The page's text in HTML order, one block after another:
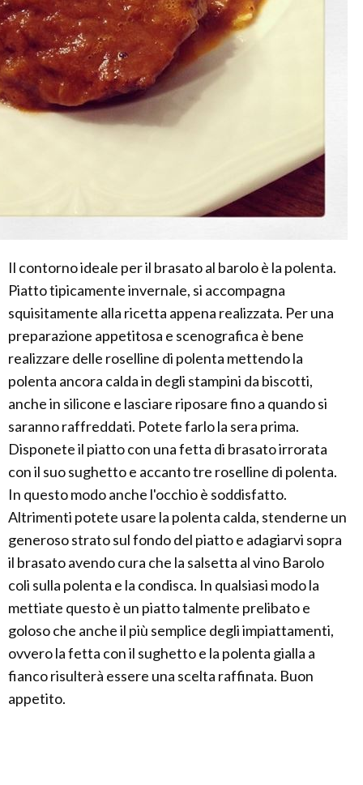
Il contorno ideale per il brasato al barolo è la polenta.
Piatto tipicamente invernale, si accompagna
squisitamente alla ricetta appena realizzata. Per una
preparazione appetitosa e scenografica è bene
realizzare delle roselline di polenta mettendo la
polenta ancora calda in degli stampini da biscotti,
anche in silicone e lasciare riposare fino a quando si
saranno raffreddati. Potete farlo la sera prima.
Disponete il piatto con una fetta di brasato irrorata
con il suo sughetto e accanto tre roselline di polenta.
In questo modo anche l'occhio è soddisfatto.
Altrimenti potete usare la polenta calda, stenderne un
generoso strato sul fondo del piatto e adagiarvi sopra
il brasato avendo cura che la salsetta al vino Barolo
coli sulla polenta e la condisca. In qualsiasi modo la
mettiate questo è un piatto talmente prelibato e
goloso che anche il più semplice degli impiattamenti,
ovvero la fetta con il sughetto e la polenta gialla a
fianco risulterà essere una scelta raffinata. Buon
appetito.